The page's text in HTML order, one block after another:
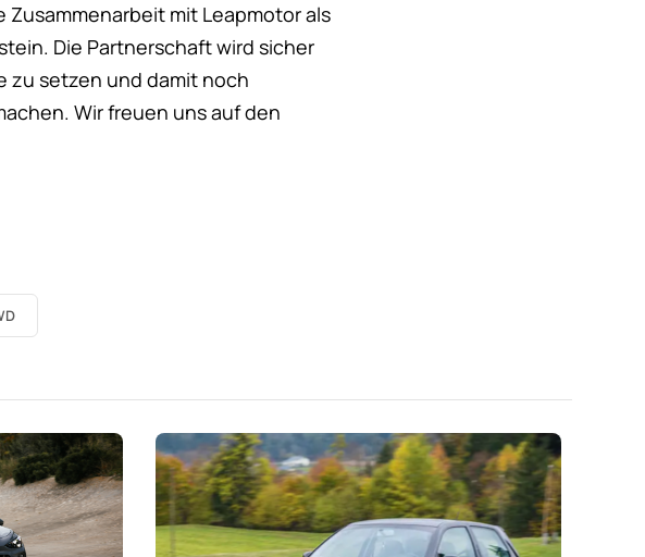
mit Leapmotor als
Die Partnerschaft wird sicher
zu setzen und damit noch
Wir freuen uns auf den